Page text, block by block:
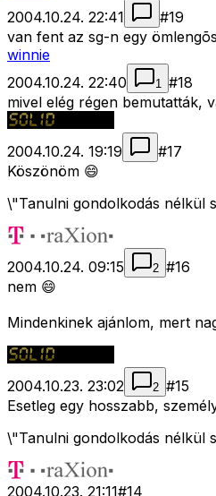
2004.10.24. 22:41
#19
van fent az sg-n egy
winnie
2004.10.24. 22:40
1 #18
mivel elég régen bemutatták,
2004.10.24. 19:19 #17
Köszönöm 😄
\"Tanulni gondolkodás nélkül
2004.10.24. 09:15 2 #16
nem 😄
Mindenkinek ajánlom, mert
2004.10.23. 23:02 2 #15
Esetleg egy hosszabb,
\"Tanulni gondolkodás nélkül
2004.10.23. 21:11#14